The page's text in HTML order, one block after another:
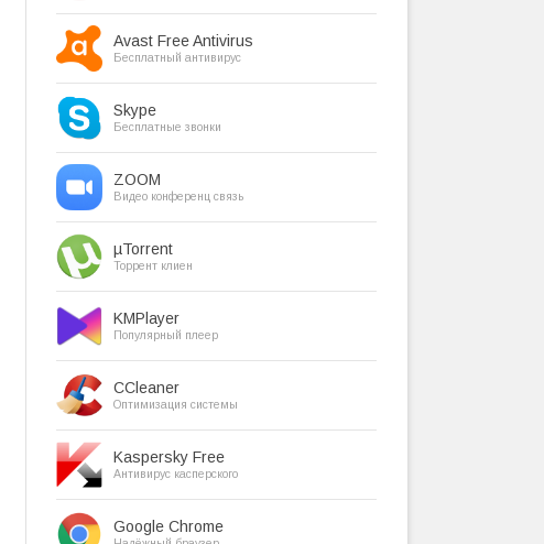
Avast Free Antivirus
Бесплатный антивирус
Skype
Бесплатные звонки
ZOOM
Видео конференц связь
µTorrent
Торрент клиен
KMPlayer
Популярный плеер
CCleaner
Оптимизация системы
Kaspersky Free
Антивирус касперского
Google Chrome